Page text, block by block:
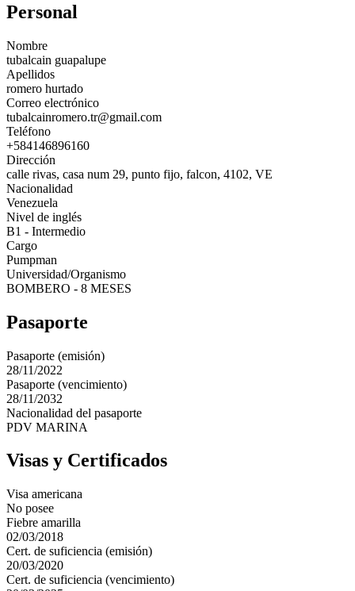
Personal
Nombre
tubalcain guapalupe
Apellidos
romero hurtado
Correo electrónico
tubalcainromero.tr@gmail.com
Teléfono
+584146896160
Dirección
calle rivas, casa num 29, punto fijo, falcon, 4102, VE
Nacionalidad
Venezuela
Nivel de inglés
B1 - Intermedio
Cargo
Pumpman
Universidad/Organismo
BOMBERO - 8 MESES
Pasaporte
Pasaporte (emisión)
28/11/2022
Pasaporte (vencimiento)
28/11/2032
Nacionalidad del pasaporte
PDV MARINA
Visas y Certificados
Visa americana
No posee
Fiebre amarilla
02/03/2018
Cert. de suficiencia (emisión)
20/03/2020
Cert. de suficiencia (vencimiento)